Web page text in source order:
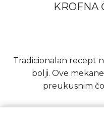
KROFNA
Tradicionalan recept
bolji. Ove
preukusnim